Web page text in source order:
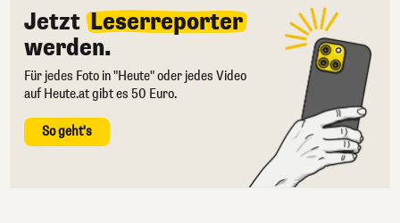
Jetzt Leserreporter
werden.
Für jedes Foto in "Heute" oder jedes Video
auf Heute.at gibt es 50 Euro.
So geht's